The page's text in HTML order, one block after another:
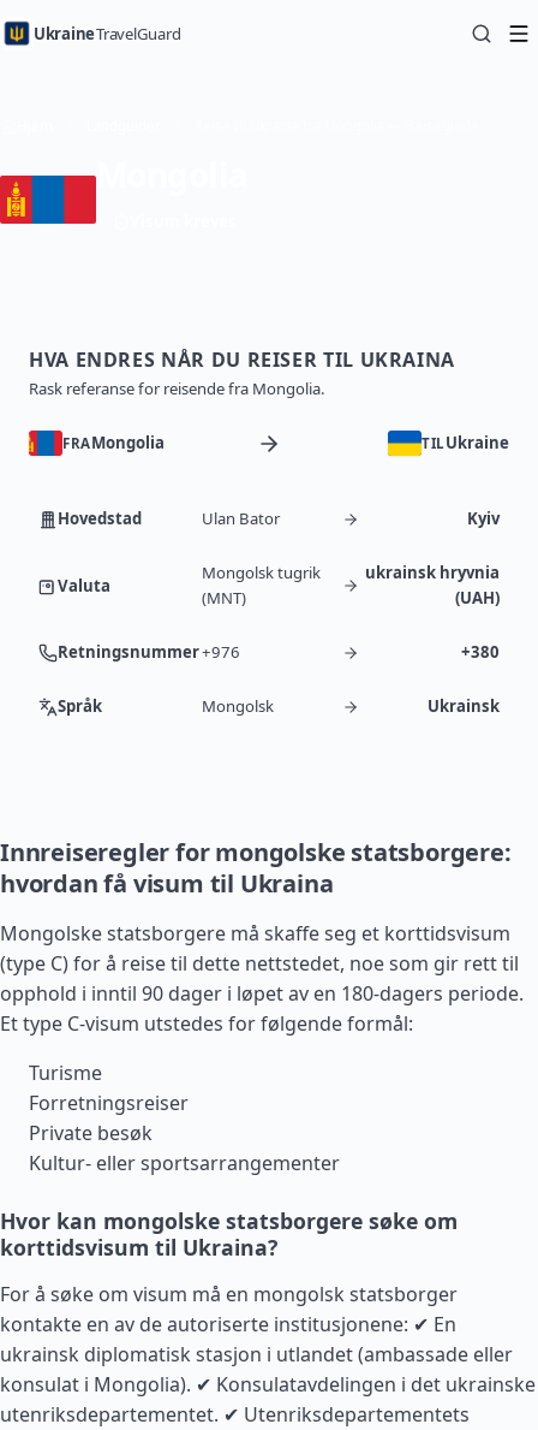
UkraineTravelGuard
HVA ENDRES NÅR DU REISER TIL UKRAINA
Rask referanse for reisende fra Mongolia.
FRAMongolia TIL Ukraine
Hovedstad Ulan Bator Kyiv
Valuta
Mongolsk tugrik
(MNT)
ukrainsk hryvnia
(UAH)
Retningsnummer+976 +380
Språk Mongolsk Ukrainsk
Innreiseregler for mongolske statsborgere:
hvordan få visum til Ukraina
Mongolske statsborgere må skaffe seg et korttidsvisum
(type C) for å reise til dette nettstedet, noe som gir rett til
opphold i inntil 90 dager i løpet av en 180-dagers periode.
Et type C-visum utstedes for følgende formål:
Turisme
Forretningsreiser
Private besøk
Kultur- eller sportsarrangementer
Hvor kan mongolske statsborgere søke om
korttidsvisum til Ukraina?
For å søke om visum må en mongolsk statsborger
kontakte en av de autoriserte institusjonene: ✔ En
ukrainsk diplomatisk stasjon i utlandet (ambassade eller
konsulat i Mongolia). ✔ Konsulatavdelingen i det ukrainske
utenriksdepartementet. ✔ Utenriksdepartementets